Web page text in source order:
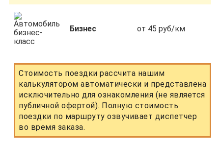
Бизнес от 45 руб/км
Стоимость поездки рассчита нашим
калькулятором автоматически и представлена
исключительно для ознакомления (не является
публичной офертой). Полную стоимость
поездки по маршруту озвучивает диспетчер
во время заказа.